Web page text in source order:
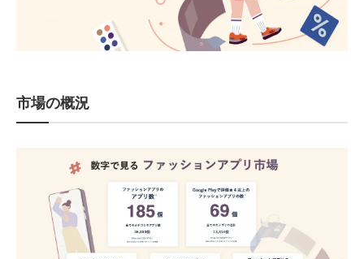
市場の概況